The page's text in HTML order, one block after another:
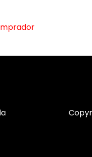
360
(Cashback,
IA de Atendimento